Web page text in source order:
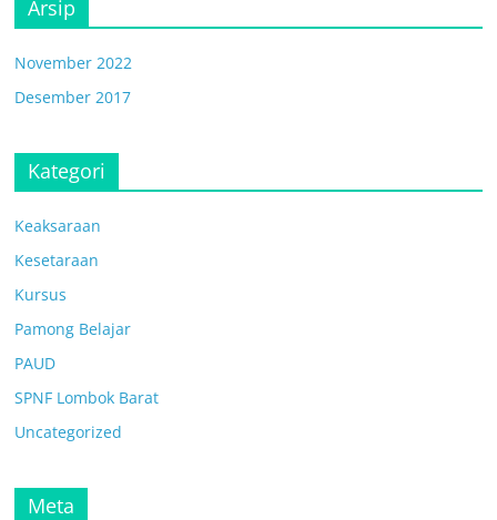
Arsip
November 2022
Desember 2017
Kategori
Keaksaraan
Kesetaraan
Kursus
Pamong Belajar
PAUD
SPNF Lombok Barat
Uncategorized
Meta